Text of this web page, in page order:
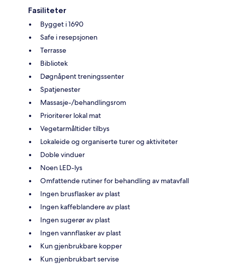
Fasiliteter
Bygget i 1690
Safe i resepsjonen
Terrasse
Bibliotek
Døgnåpent treningssenter
Spatjenester
Massasje-/behandlingsrom
Prioriterer lokal mat
Vegetarmåltider tilbys
Lokaleide og organiserte turer og aktiviteter
Doble vinduer
Noen LED-lys
Omfattende rutiner for behandling av matavfall
Ingen brusflasker av plast
Ingen kaffeblandere av plast
Ingen sugerør av plast
Ingen vannflasker av plast
Kun gjenbrukbare kopper
Kun gjenbrukbart servise